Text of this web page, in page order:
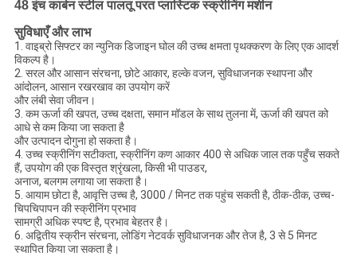
नीति
48 इंच कार्बन स्टील पालतू परत प्लास्टिक स्क्रीनिंग मशीन
सुविधाएँ और लाभ
1. वाइब्रो सिफ्टर का न्युनिक डिजाइन घोल की उच्च क्षमता पृथक्करण के लिए एक आदर्श
विकल्प है।
2. सरल और आसान संरचना, छोटे आकार, हल्के वजन, सुविधाजनक स्थापना और
आंदोलन, आसान रखरखाव का उपयोग करें
और लंबी सेवा जीवन।
3. कम ऊर्जा की खपत, उच्च दक्षता, समान मॉडल के साथ तुलना में, ऊर्जा की खपत को
आधे से कम किया जा सकता है
और उत्पादन दोगुना हो सकता है।
4. उच्च स्क्रीनिंग सटीकता, स्क्रीनिंग कण आकार 400 से अधिक जाल तक पहुँच सकते
हैं, उपयोग की एक विस्तृत श्रृंखला, किसी भी पाउडर,
अनाज, बलगम लगाया जा सकता है।
5. आयाम छोटा है, आवृत्ति उच्च है, 3000 / मिनट तक पहुंच सकती है, ठीक-ठीक, उच्च-
चिपचिपापन की स्क्रीनिंग प्रभाव
सामग्री अधिक स्पष्ट है, प्रभाव बेहतर है।
6. अद्वितीय स्क्रीन संरचना, लोडिंग नेटवर्क सुविधाजनक और तेज है, 3 से 5 मिनट
स्थापित किया जा सकता है।